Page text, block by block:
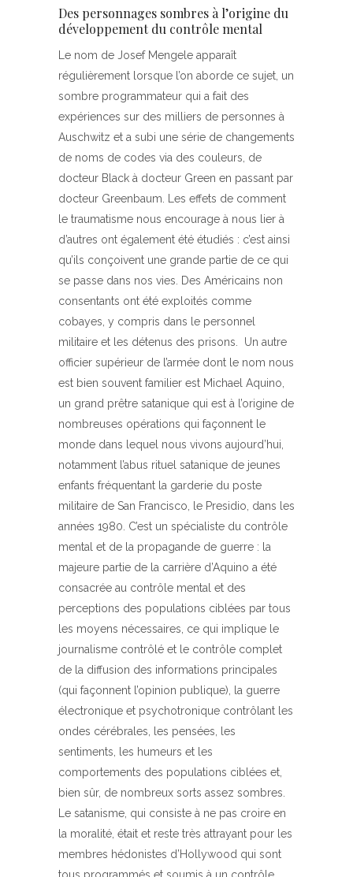
Des personnages sombres à l’origine du
développement du contrôle mental
Le nom de Josef Mengele apparaît
régulièrement lorsque l’on aborde ce sujet, un
sombre programmateur qui a fait des
expériences sur des milliers de personnes à
Auschwitz et a subi une série de changements
de noms de codes via des couleurs, de
docteur Black à docteur Green en passant par
docteur Greenbaum. Les effets de comment
le traumatisme nous encourage à nous lier à
d’autres ont également été étudiés : c’est ainsi
qu’ils conçoivent une grande partie de ce qui
se passe dans nos vies. Des Américains non
consentants ont été exploités comme
cobayes, y compris dans le personnel
militaire et les détenus des prisons. Un autre
officier supérieur de l’armée dont le nom nous
est bien souvent familier est Michael Aquino,
un grand prêtre satanique qui est à l’origine de
nombreuses opérations qui façonnent le
monde dans lequel nous vivons aujourd’hui,
notamment l’abus rituel satanique de jeunes
enfants fréquentant la garderie du poste
militaire de San Francisco, le Presidio, dans les
années 1980. C’est un spécialiste du contrôle
mental et de la propagande de guerre : la
majeure partie de la carrière d’Aquino a été
consacrée au contrôle mental et des
perceptions des populations ciblées par tous
les moyens nécessaires, ce qui implique le
journalisme contrôlé et le contrôle complet
de la diffusion des informations principales
(qui façonnent l’opinion publique), la guerre
électronique et psychotronique contrôlant les
ondes cérébrales, les pensées, les
sentiments, les humeurs et les
comportements des populations ciblées et,
bien sûr, de nombreux sorts assez sombres.
Le satanisme, qui consiste à ne pas croire en
la moralité, était et reste très attrayant pour les
membres hédonistes d’Hollywood qui sont